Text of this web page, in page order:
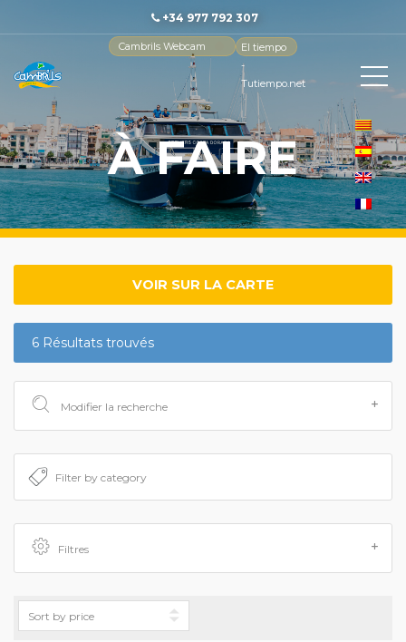
+34 977 792 307
Cambrils Webcam
El tiempo
-
Tutiempo.net
À FAIRE
VOIR SUR LA CARTE
6 Résultats trouvés
Modifier la recherche
Filtres